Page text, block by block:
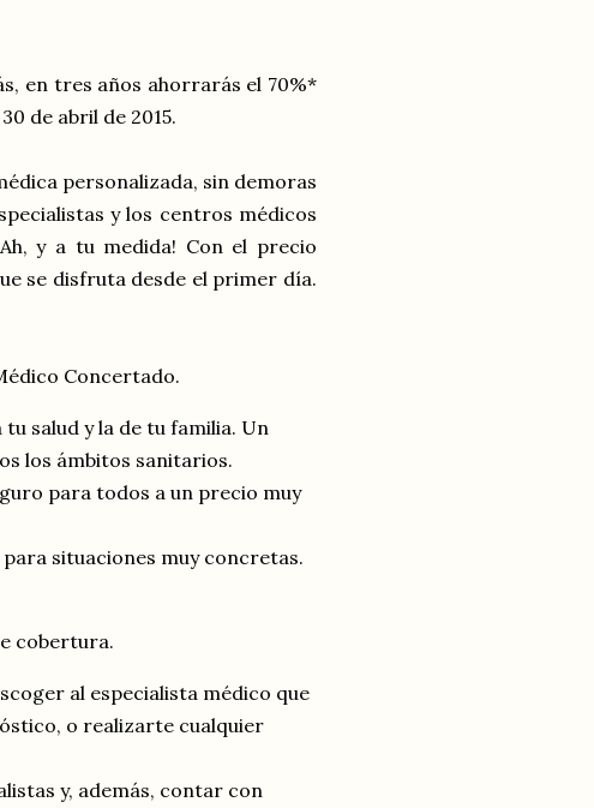
en tres años ahorrarás el 70%*
de abril de 2015.
personalizada, sin demoras
y los centros médicos
y a tu medida! Con el precio
se disfruta desde el primer día.
Concertado.
salud y la de tu familia. Un
los ámbitos sanitarios.
para todos a un precio muy
situaciones muy concretas.
cobertura.
al especialista médico que
o realizarte cualquier
y, además, contar con